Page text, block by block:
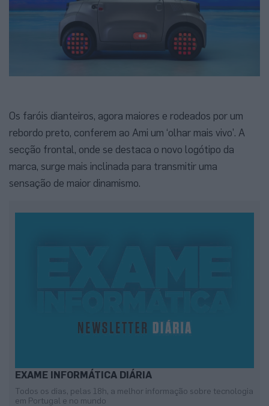
Os faróis dianteiros, agora maiores e rodeados por um
rebordo preto, conferem ao Ami um ‘olhar mais vivo’. A
secção frontal, onde se destaca o novo logótipo da
marca, surge mais inclinada para transmitir uma
sensação de maior dinamismo.
EXAME INFORMÁTICA DIÁRIA
Todos os dias, pelas 18h, a melhor informação sobre tecnologia
em Portugal e no mundo